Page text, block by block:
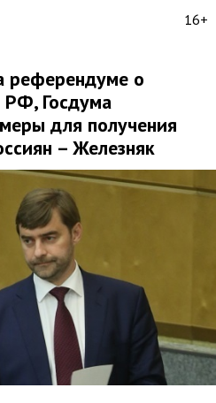
16+
референдуме о
Госдума
для получения
– Железняк